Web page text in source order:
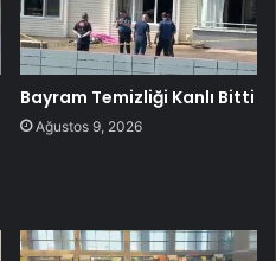
Bayram Temizliği Kanlı Bitti
Ağustos 9, 2026